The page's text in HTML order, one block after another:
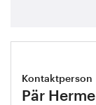
Kontaktperson
Pär